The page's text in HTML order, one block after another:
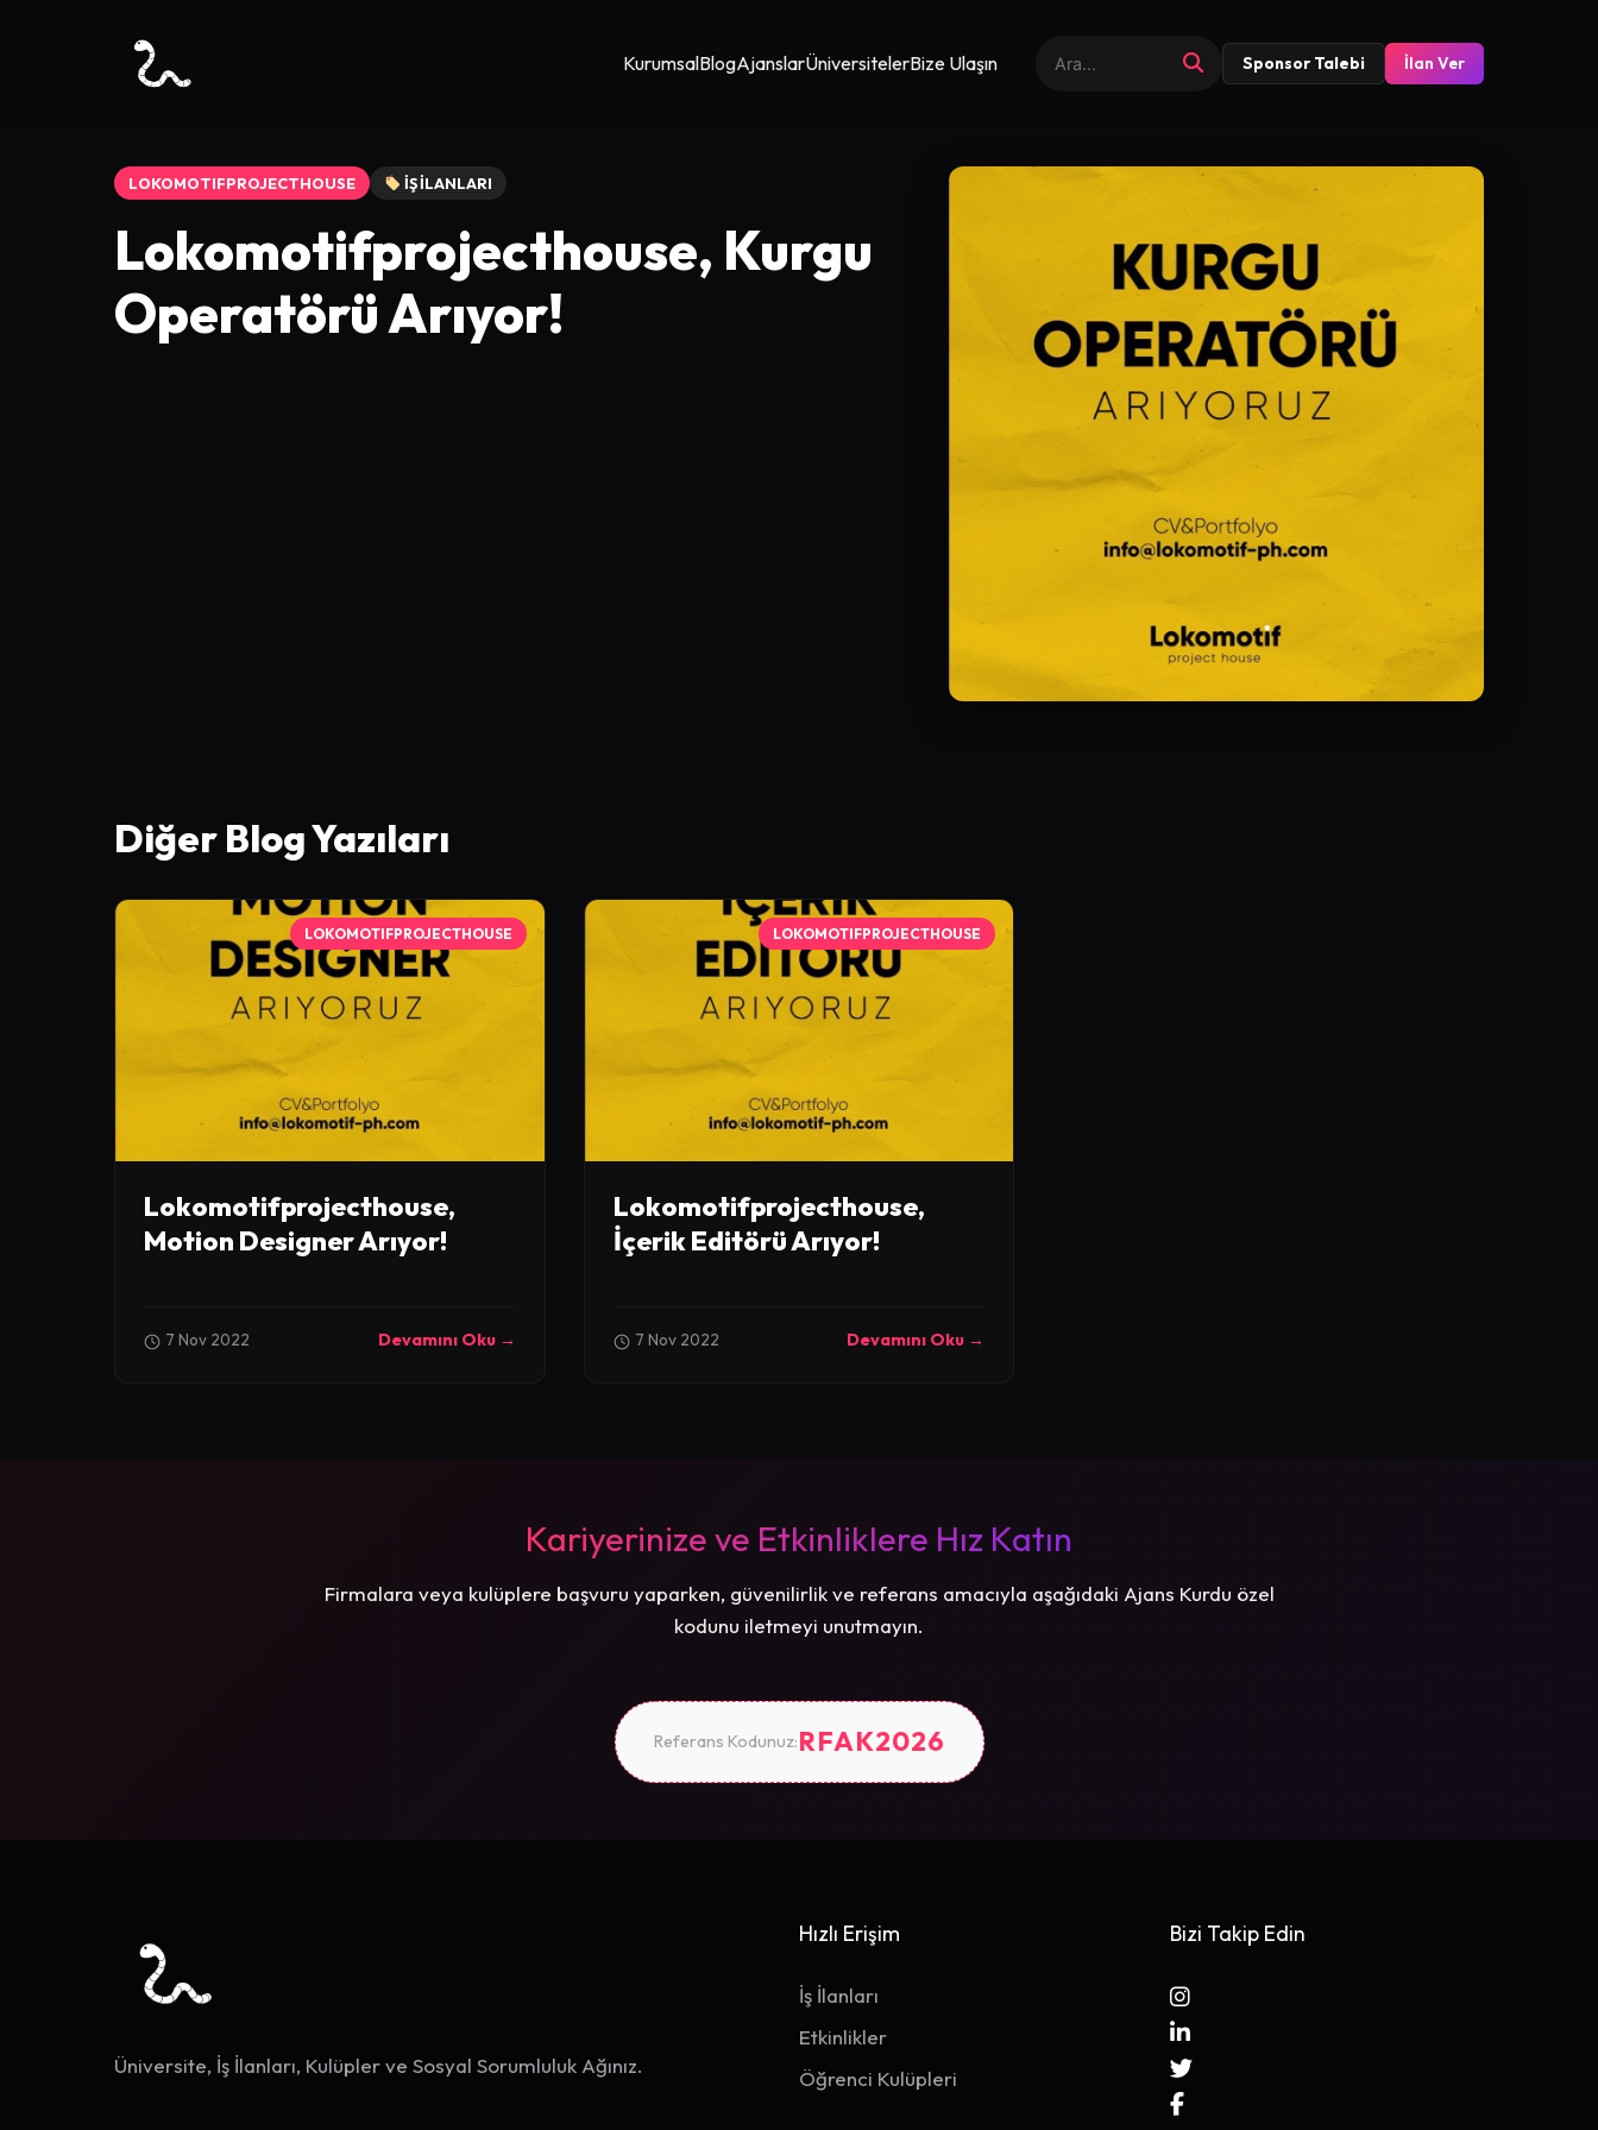
KurumsalBlogAjanslarÜniversitelerBize Ulaşın Sponsor Talebi İlan Ver
LOKOMOTIFPROJECTHOUSE İŞ İLANLARI
Lokomotifprojecthouse, Kurgu
Operatörü Arıyor!
Diğer Blog Yazıları
LOKOMOTIFPROJECTHOUSE
Lokomotifprojecthouse,
Motion Designer Arıyor!
7 Nov 2022 Devamını Oku →
LOKOMOTIFPROJECTHOUSE
Lokomotifprojecthouse,
İçerik Editörü Arıyor!
7 Nov 2022 Devamını Oku →
Kariyerinize ve Etkinliklere Hız Katın
Firmalara veya kulüplere başvuru yaparken, güvenilirlik ve referans amacıyla aşağıdaki Ajans Kurdu özel
kodunu iletmeyi unutmayın.
Referans Kodunuz:RFAK2026
Üniversite, İş İlanları, Kulüpler ve Sosyal Sorumluluk Ağınız.
Hızlı Erişim
İş İlanları
Etkinlikler
Öğrenci Kulüpleri
Bizi Takip Edin